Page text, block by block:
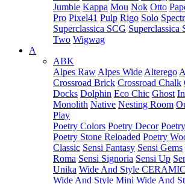
Jumble Kappa Mou Nok Otto
Pro Pixel41 Pulp Rigo Solo
Superclassica SCG Superclassica
Two Wigwag
A
ABK
Alpes Raw Alpes Wide Alterego
Crossroad Brick Crossroad Chalk
Docks Dolphin Eco Chic Ghost
Monolith Native Nesting Room
Play
Poetry Colors Poetry Decor
Poetry Stone Reloaded Poetry
Classic Sensi Fantasy Sensi Gems
Roma Sensi Signoria Sensi Up
Unika Wide And Style
Wide And Style Mini Wide And